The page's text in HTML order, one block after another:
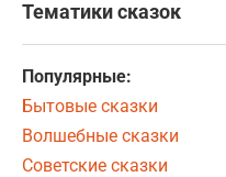
Тематики сказок
Популярные:
Бытовые сказки
Волшебные сказки
Советские сказки